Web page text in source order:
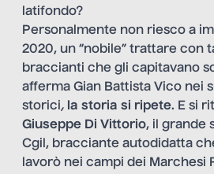
latifondo?
Personalmente non riesco a
2020, un “nobile” trattare con
braccianti che gli capitavano
afferma Gian Battista Vico nei
storici, la storia si ripete. E si
Giuseppe Di Vittorio, il grande
Cgil, bracciante autodidatta
lavorò nei campi dei Marchesi